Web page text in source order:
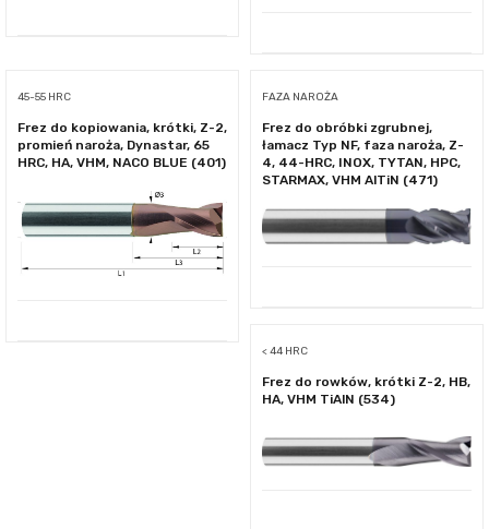
45-55 HRC
Frez do kopiowania, krótki, Z-2,
promień naroża, Dynastar, 65
HRC, HA, VHM, NACO BLUE (401)
FAZA NAROŻA
Frez do obróbki zgrubnej,
łamacz Typ NF, faza naroża, Z-
4, 44-HRC, INOX, TYTAN, HPC,
STARMAX, VHM AlTiN (471)
< 44 HRC
Frez do rowków, krótki Z-2, HB,
HA, VHM TiAlN (534)